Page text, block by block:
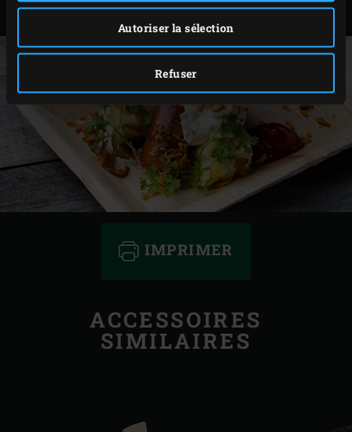
Autoriser la sélection
Refuser
fines herbes sur chaque assiette.
IMPRIMER
ACCESSOIRES
SIMILAIRES